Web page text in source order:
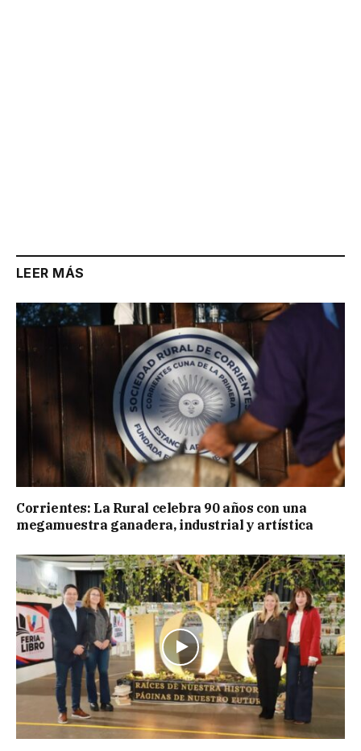
LEER MÁS
Corrientes: La Rural celebra 90 años con una
megamuestra ganadera, industrial y artística